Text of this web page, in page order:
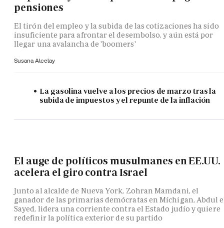
pensiones
El tirón del empleo y la subida de las cotizaciones ha sido
insuficiente para afrontar el desembolso, y aún está por
llegar una avalancha de 'boomers'
Susana Alcelay
La gasolina vuelve a los precios de marzo tras la
subida de impuestos y el repunte de la inflación
El auge de políticos musulmanes en EE.UU.
acelera el giro contra Israel
Junto al alcalde de Nueva York, Zohran Mamdani, el
ganador de las primarias demócratas en Míchigan, Abdul
Sayed, lidera una corriente contra el Estado judío y quiere
redefinir la política exterior de su partido